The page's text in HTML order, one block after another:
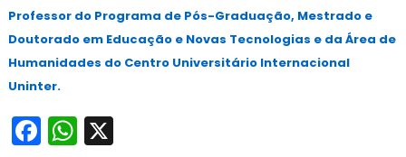
Professor do Programa de Pós-Graduação, Mestrado e
Doutorado em Educação e Novas Tecnologias e da Área de
Humanidades do Centro Universitário Internacional
Uninter.
Facebook
WhatsApp
X